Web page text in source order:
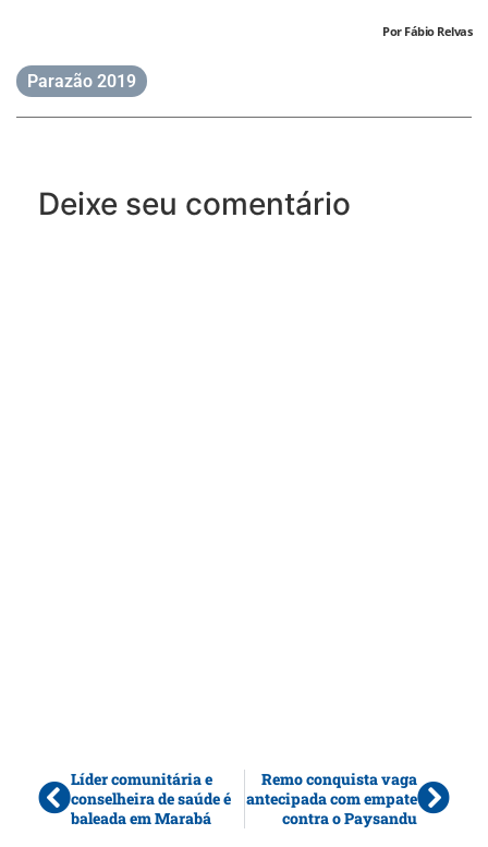
Por Fábio Relvas
Parazão 2019
Deixe seu comentário
Líder comunitária e
conselheira de saúde é
baleada em Marabá
Remo conquista vaga
antecipada com empate
contra o Paysandu